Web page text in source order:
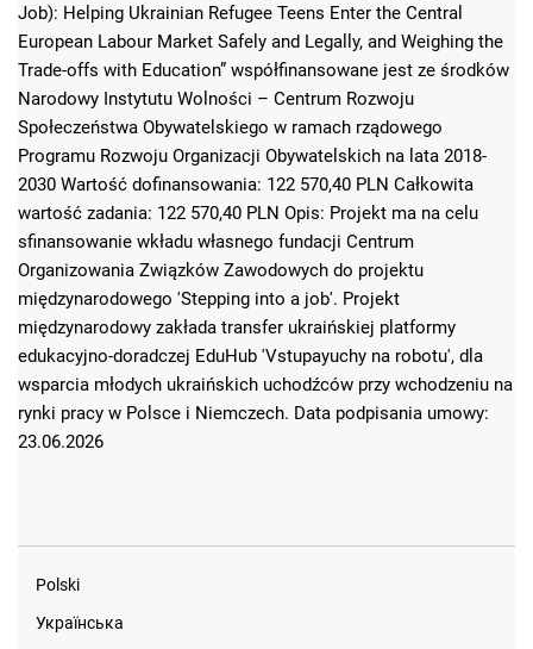
Job): Helping Ukrainian Refugee Teens Enter the Central
European Labour Market Safely and Legally, and Weighing the
Trade-offs with Education” współfinansowane jest ze środków
Narodowy Instytutu Wolności – Centrum Rozwoju
Społeczeństwa Obywatelskiego w ramach rządowego
Programu Rozwoju Organizacji Obywatelskich na lata 2018-
2030 Wartość dofinansowania: 122 570,40 PLN Całkowita
wartość zadania: 122 570,40 PLN Opis: Projekt ma na celu
sfinansowanie wkładu własnego fundacji Centrum
Organizowania Związków Zawodowych do projektu
międzynarodowego 'Stepping into a job'. Projekt
międzynarodowy zakłada transfer ukraińskiej platformy
edukacyjno-doradczej EduHub 'Vstupayuchy na robotu', dla
wsparcia młodych ukraińskich uchodźców przy wchodzeniu na
rynki pracy w Polsce i Niemczech. Data podpisania umowy:
23.06.2026
Polski
Українська